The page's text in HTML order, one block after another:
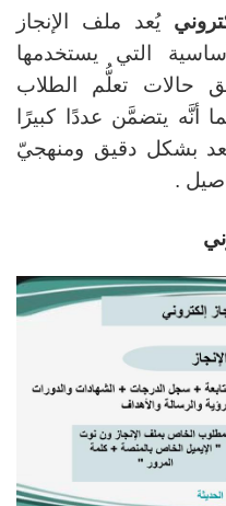
يُعد ملف الإنجاز
التي يستخدمها
حالات تعلُّم الطلاب
أنَّه يتضمَّن عددًا كبيرًا
بشكل دقيق ومنهجيّ
.